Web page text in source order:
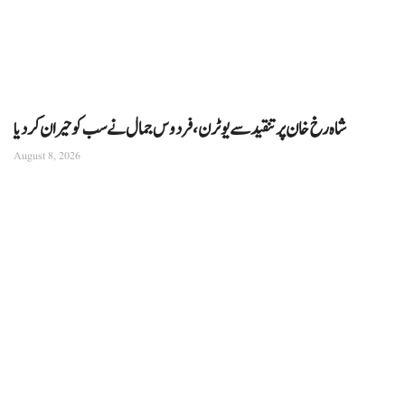
شاہ رخ خان پر تنقید سے یوٹرن، فردوس جمال نے سب کو حیران کردیا
August 8, 2026